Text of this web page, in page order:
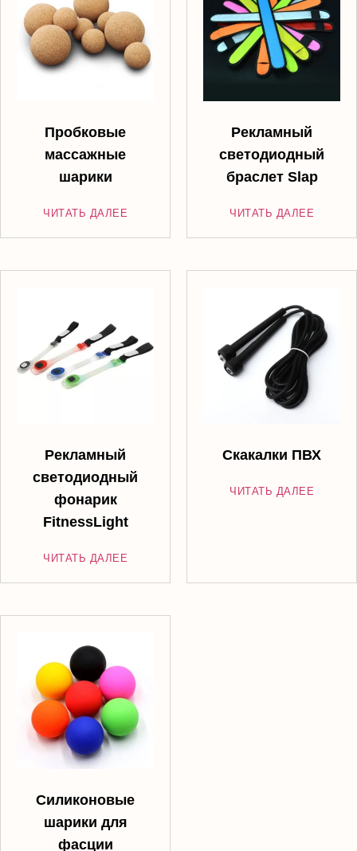
Пробковые
массажные
шарики
ЧИТАТЬ ДАЛЕЕ
Рекламный
светодиодный
браслет Slap
ЧИТАТЬ ДАЛЕЕ
Рекламный
светодиодный
фонарик
FitnessLight
ЧИТАТЬ ДАЛЕЕ
Скакалки ПВХ
ЧИТАТЬ ДАЛЕЕ
Силиконовые
шарики для
фасции